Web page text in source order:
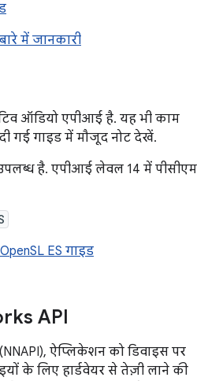
में जानकारी
ऑडियो एपीआई है. यह भी काम
गई गाइड में मौजूद नोट देखें.
है. एपीआई लेवल 14 में पीसीएम
ES गाइड
API
ऐप्लिकेशन को डिवाइस पर
के लिए हार्डवेयर से तेज़ी लाने की